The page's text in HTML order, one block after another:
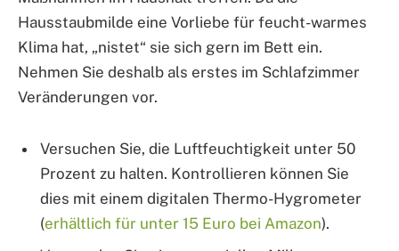
Hausstaubmilde eine Vorliebe für feucht-warmes
Klima hat, „nistet“ sie sich gern im Bett ein.
Nehmen Sie deshalb als erstes im Schlafzimmer
Veränderungen vor.
Versuchen Sie, die Luftfeuchtigkeit unter 50
Prozent zu halten. Kontrollieren können Sie
dies mit einem digitalen Thermo-Hygrometer
(erhältlich für unter 15 Euro bei Amazon).